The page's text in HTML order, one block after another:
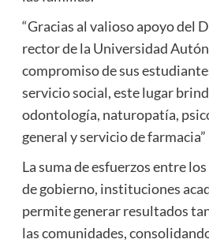
“Gracias al valioso apoyo del
rector de la Universidad
compromiso de sus
servicio social, este lugar
odontología, naturopatía,
general y servicio de farmacia”
La suma de esfuerzos entre
de gobierno, instituciones
permite generar resultados
las comunidades,